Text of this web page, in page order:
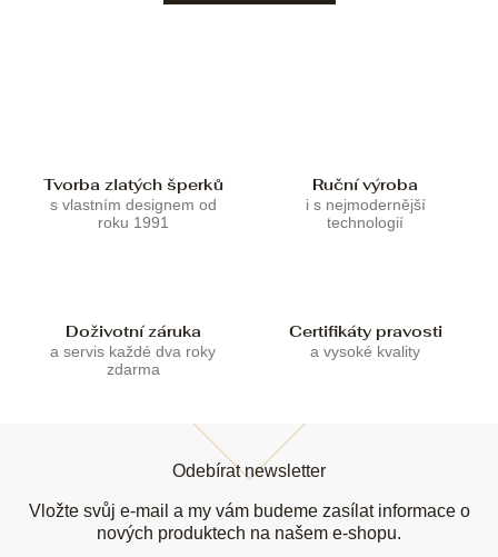
Tvorba zlatých šperků
s vlastním designem od
roku 1991
Ruční výroba
i s nejmodernější
technologií
Doživotní záruka
a servis každé dva roky
zdarma
Certifikáty pravosti
a vysoké kvality
Odebírat newsletter
Vložte svůj e-mail a my vám budeme zasílat informace o
nových produktech na našem e-shopu.